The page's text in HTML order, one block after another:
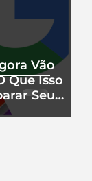
Vão
Que Isso
Seu